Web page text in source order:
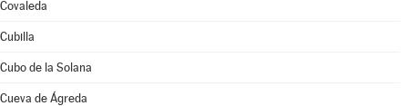
Covaleda
Cubilla
Cubo de la Solana
Cueva de Ágreda